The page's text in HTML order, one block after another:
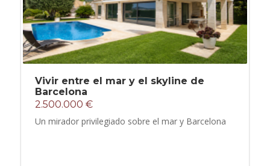
Vivir entre el mar y el skyline de
Barcelona
2.500.000 €
Un mirador privilegiado sobre el mar y Barcelona